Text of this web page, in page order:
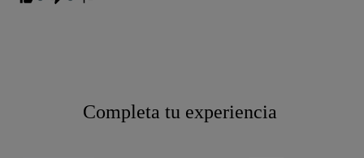
Completa tu experiencia